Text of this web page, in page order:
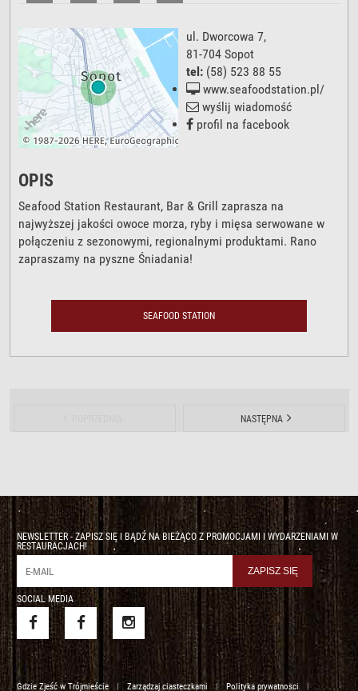
ul. Dworcowa 7,
81-704 Sopot
tel: (58) 523 88 55
www.seafoodstation.pl/
wyślij wiadomość
profil na facebook
OPIS
Seafood Station Restaurant, Bar & Grill zaprasza na
najwyższej jakości owoce morza, ryby i mięsa serwowane w
połączeniu z sezonowymi, regionalnymi produktami. Rano
zapraszamy na pyszne Śniadania!
SEAFOOD STATION
NASTĘPNA
NEWSLETTER - ZAPISZ SIĘ I BĄDŹ NA BIEŻĄCO Z PROMOCJAMI I WYDARZENIAMI W
RESTAURACJACH!
SOCIAL MEDIA
Gdzie Zjeść w Trójmieście | Zarządzaj ciasteczkami | Polityka prywatnosci |